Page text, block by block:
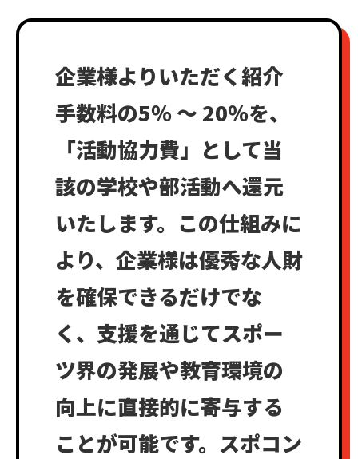
企業様よりいただく紹介
手数料の5％ 〜 20％を、
「活動協力費」として当
該の学校や部活動へ還元
いたします。この仕組みに
より、企業様は優秀な人財
を確保できるだけでな
く、支援を通じてスポー
ツ界の発展や教育環境の
向上に直接的に寄与する
ことが可能です。スポコン